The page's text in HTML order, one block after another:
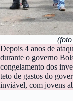
Depois 4 anos de
durante o governo
congelamento dos
teto de gastos do
inviável, com jovens